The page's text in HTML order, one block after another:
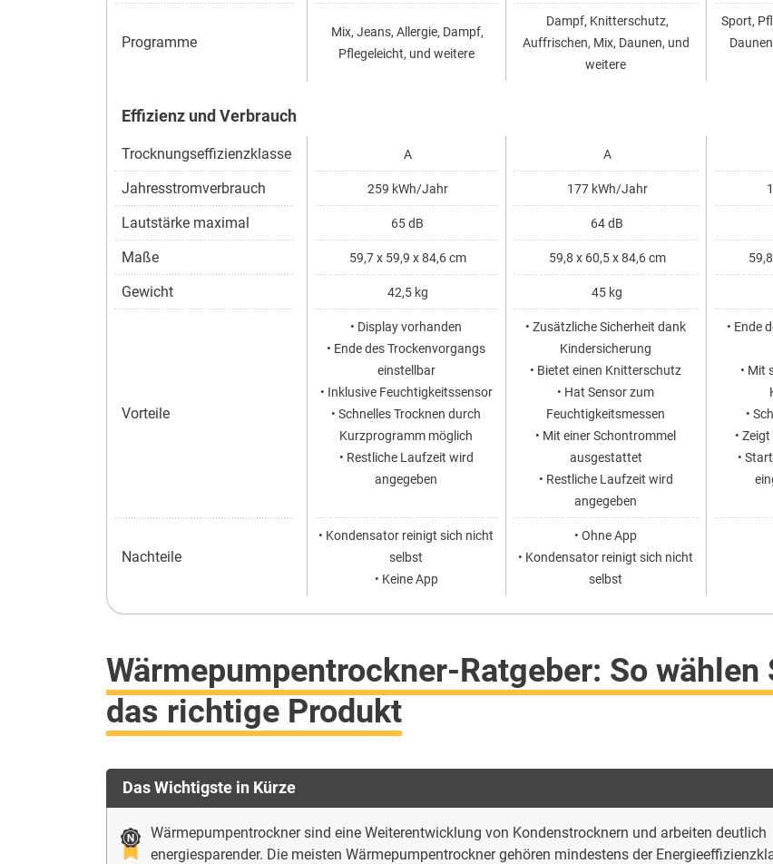
Programme
Effizienz und Verbrauch
Trocknungseffizienzklasse
Jahresstromverbrauch
Lautstärke maximal
Maße
Gewicht
Vorteile
Nachteile
Mix, Jeans, Allergie, Dampf,
Pflegeleicht, und weitere
A
259 kWh/Jahr
65 dB
59,7 x 59,9 x 84,6 cm
42,5 kg
• Display vorhanden
• Ende des Trockenvorgangs
einstellbar
• Inklusive Feuchtigkeitssensor
• Schnelles Trocknen durch
Kurzprogramm möglich
• Restliche Laufzeit wird
angegeben
• Kondensator reinigt sich nicht
selbst
• Keine App
Dampf, Knitterschutz,
Auffrischen, Mix, Daunen, und
weitere
A
177 kWh/Jahr
64 dB
59,8 x 60,5 x 84,6 cm
45 kg
• Zusätzliche Sicherheit dank
Kindersicherung
• Bietet einen Knitterschutz
• Hat Sensor zum
Feuchtigkeitsmessen
• Mit einer Schontrommel
ausgestattet
• Restliche Laufzeit wird
angegeben
• Ohne App
• Kondensator reinigt sich nicht
selbst
Sport,
• Ende
• Mit
•
•
•
Wärmepumpentrockner-Ratgeber: So wählen
das richtige Produkt
Das Wichtigste in Kürze
Wärmepumpentrockner sind eine Weiterentwicklung von Kondenstrocknern und arbeiten deutlich
energiesparender. Die meisten Wärmepumpentrockner gehören mindestens der